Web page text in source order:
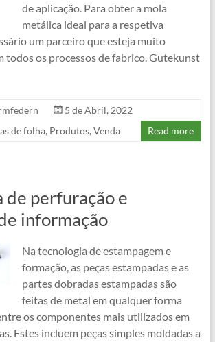
de aplicação. Para obter a mola
metálica ideal para a respetiva
um parceiro que esteja muito
todos os processos de fabrico. Gutekunst
5 de Abril, 2022
de folha, Produtos, Venda Read more
de perfuração e
informação
Na tecnologia de estampagem e
formação, as peças estampadas e as
partes dobradas estampadas são
feitas de metal em qualquer forma
os componentes mais utilizados em
Estes incluem peças simples moldadas a